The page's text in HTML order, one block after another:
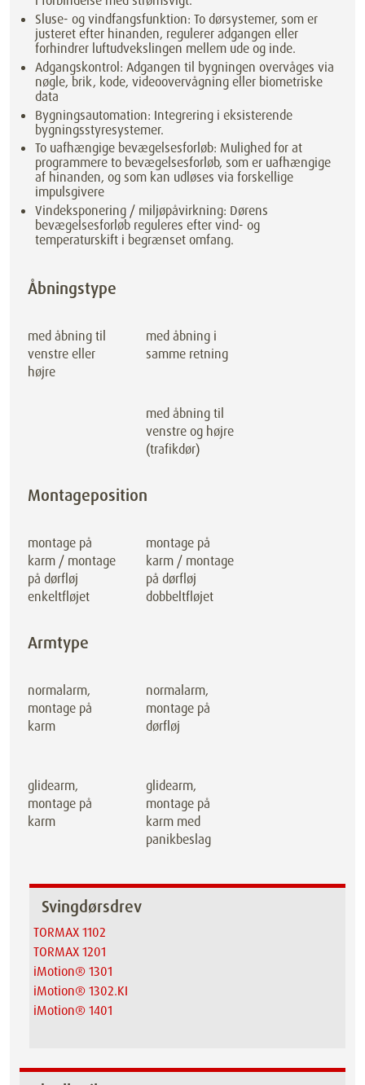
Sluse- og vindfangsfunktion: To dørsystemer, som er
justeret efter hinanden, regulerer adgangen eller
forhindrer luftudvekslingen mellem ude og inde.
Adgangskontrol: Adgangen til bygningen overvåges via
nøgle, brik, kode, videoovervågning eller biometriske
data
Bygningsautomation: Integrering i eksisterende
bygningsstyresystemer.
To uafhængige bevægelsesforløb: Mulighed for at
programmere to bevægelsesforløb, som er uafhængige
af hinanden, og som kan udløses via forskellige
impulsgivere
Vindeksponering / miljøpåvirkning: Dørens
bevægelsesforløb reguleres efter vind- og
temperaturskift i begrænset omfang.
Åbningstype
med åbning til
venstre eller
højre
med åbning i
samme retning
med åbning til
venstre og højre
(trafikdør)
Montageposition
montage på
karm / montage
på dørfløj
enkeltfløjet
montage på
karm / montage
på dørfløj
dobbeltfløjet
Armtype
normalarm,
montage på
karm
normalarm,
montage på
dørfløj
glidearm,
montage på
karm
glidearm,
montage på
karm med
panikbeslag
Svingdørsdrev
TORMAX 1102
TORMAX 1201
iMotion® 1301
iMotion® 1302.KI
iMotion® 1401